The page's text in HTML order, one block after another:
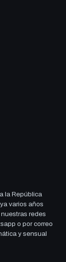
la República
varios años
redes
o por correo
y sensual